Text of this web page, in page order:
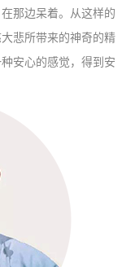
那边呆着。从这样的
悲所带来的神奇的精
安心的感觉，得到安